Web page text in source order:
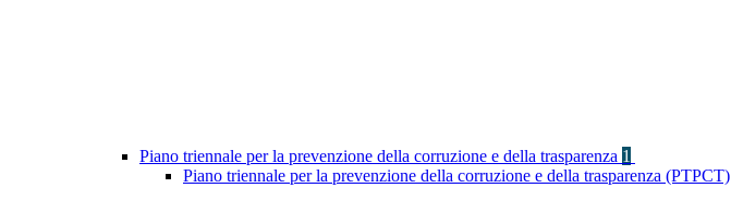
Piano triennale per la prevenzione della corruzione e della trasparenza 1
Piano triennale per la prevenzione della corruzione e della trasparenza (PTPCT)